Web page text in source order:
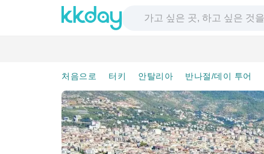
처음으로 터키 안탈리아 반나절/데이 투어